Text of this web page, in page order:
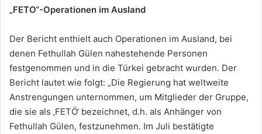
„FETO“-Operationen im Ausland
Der Bericht enthielt auch Operationen im Ausland, bei
denen Fethullah Gülen nahestehende Personen
festgenommen und in die Türkei gebracht wurden. Der
Bericht lautet wie folgt: „Die Regierung hat weltweite
Anstrengungen unternommen, um Mitglieder der Gruppe,
die sie als ‚FETÖ‘ bezeichnet, d.h. als Anhänger von
Fethullah Gülen, festzunehmen. Im Juli bestätigte